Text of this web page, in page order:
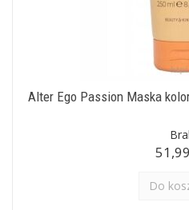
Alter Ego Passion Maska
Do